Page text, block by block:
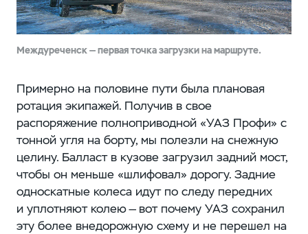
Междуреченск — первая точка загрузки на маршруте.
Примерно на половине пути была плановая
ротация экипажей. Получив в свое
распоряжение полноприводной «УАЗ Профи» с
тонной угля на борту, мы полезли на снежную
целину. Балласт в кузове загрузил задний мост,
чтобы он меньше «шлифовал» дорогу. Задние
односкатные колеса идут по следу передних
и уплотняют колею — вот почему УАЗ сохранил
эту более внедорожную схему и не перешел на